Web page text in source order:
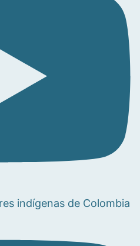
indígenas de Colombia